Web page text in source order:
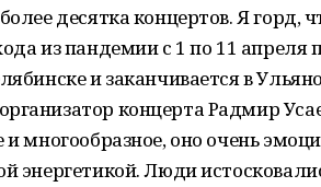
десятка концертов. Я горд,
из пандемии с 1 по 11
и заканчивается в
концерта Радмир
и многообразное, оно очень
энергетикой. Люди